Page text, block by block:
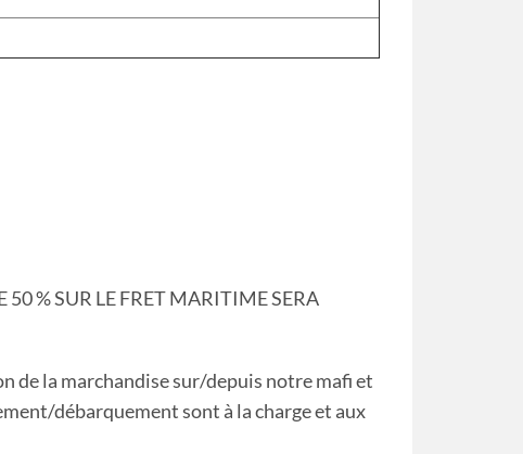
% SUR LE FRET MARITIME SERA
de la marchandise sur/depuis notre mafi et
débarquement sont à la charge et aux